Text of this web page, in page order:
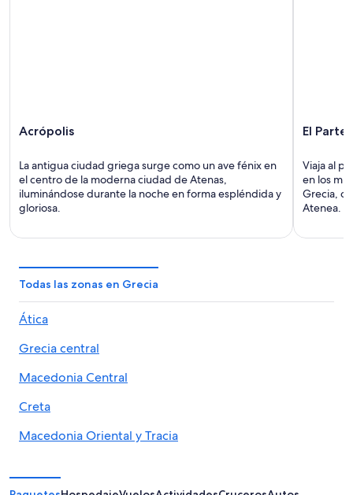
Acrópolis
La antigua ciudad griega surge como un ave fénix en
el centro de la moderna ciudad de Atenas,
iluminándose durante la noche en forma espléndida y
gloriosa.
El
Viaja al
en los
Grecia,
Atenea.
Todas las zonas en Grecia
Ática
Grecia central
Macedonia Central
Creta
Macedonia Oriental y Tracia